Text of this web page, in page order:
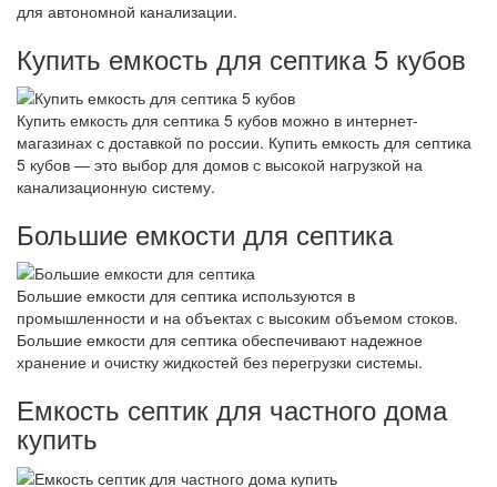
для автономной канализации.
Купить емкость для септика 5 кубов
Купить емкость для септика 5 кубов можно в интернет-
магазинах с доставкой по россии. Купить емкость для септика
5 кубов — это выбор для домов с высокой нагрузкой на
канализационную систему.
Большие емкости для септика
Большие емкости для септика используются в
промышленности и на объектах с высоким объемом стоков.
Большие емкости для септика обеспечивают надежное
хранение и очистку жидкостей без перегрузки системы.
Емкость септик для частного дома
купить